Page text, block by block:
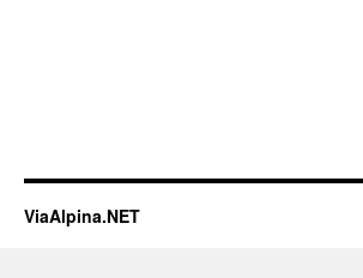
ViaAlpina.NET